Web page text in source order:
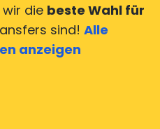
die beste Wahl für
sind! Alle
anzeigen